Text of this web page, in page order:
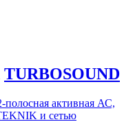
TURBOSOUND